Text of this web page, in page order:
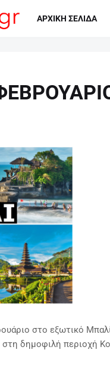
ΑΡΧΙΚΗ ΣΕΛΙΔΑ
στο εξωτικό
δημοφιλή περιοχή